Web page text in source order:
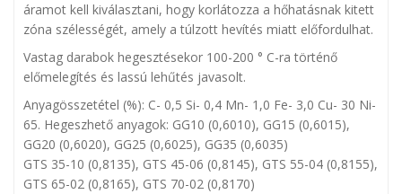
áramot kell kiválasztani, hogy korlátozza a hőhatásnak kitett
zóna szélességét, amely a túlzott hevítés miatt előfordulhat.
Vastag darabok hegesztésekor 100-200 ° C-ra történő
előmelegítés és lassú lehűtés javasolt.
Anyagösszetétel (%): C- 0,5 Si- 0,4 Mn- 1,0 Fe- 3,0 Cu- 30 Ni-
65. Hegeszhető anyagok: GG10 (0,6010), GG15 (0,6015),
GG20 (0,6020), GG25 (0,6025), GG35 (0,6035)
GTS 35-10 (0,8135), GTS 45-06 (0,8145), GTS 55-04 (0,8155),
GTS 65-02 (0,8165), GTS 70-02 (0,8170)